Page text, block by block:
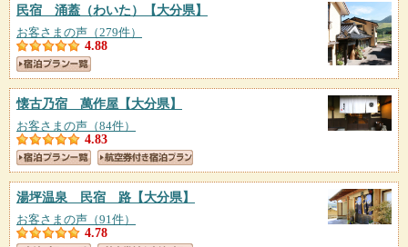
民宿 涌蓋（わいた） 【大分県】
お客さまの声（279件）
4.88
懐古乃宿 萬作屋 【大分県】
お客さまの声（84件）
4.83
湯坪温泉 民宿 路 【大分県】
お客さまの声（91件）
4.78